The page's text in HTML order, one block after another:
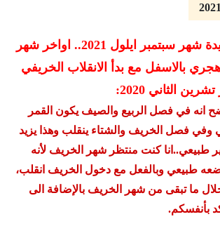
تحديث صور جديدة شهر سبتمبر ايلول 2021.. اواخر شهر
انه في فصل الربيع والصيف يكون القمر
فصل الخريف والشتاء ينقلب وهذا يزيد
طبيعي..انا كنت منتظر شهر الخريف لأنه
طبيعي وبالفعل مع دخول الخريف انقلب،
ما تبقى من شهر الخريف بالإضافة الى
بأنفسكم.